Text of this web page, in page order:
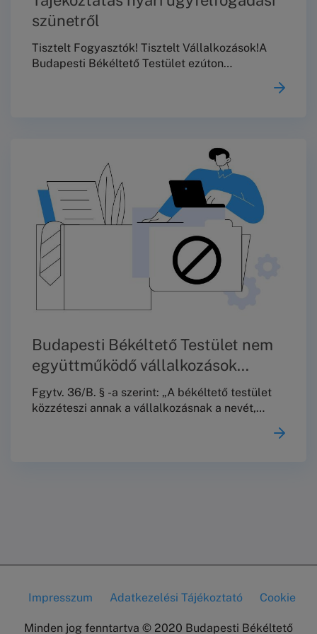
szünetről
Tisztelt Fogyasztók! Tisztelt Vállalkozások!A
Budapesti Békéltető Testület ezúton
Önöket!Köszönjük a megértést!
Üdvözlettel,Budapesti Békéltető Testület
Budapesti Békéltető Testület nem
együttműködő vállalkozások
jegyzéke 2026. január 15. – 2026.
július 15-ig.
Fgytv. 36/B. § -a szerint: „A békéltető testület
közzéteszi annak a vállalkozásnak a nevét,
Lábléc
Impresszum Adatkezelési Tájékoztató Cookie
Minden jog fenntartva © 2020 Budapesti Békéltető